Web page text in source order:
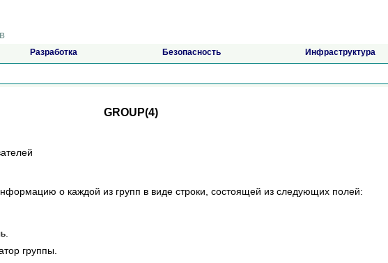
Разработка Безопасность Инфраструктура
GROUP(4)
о каждой из групп в виде строки, состоящей из следующих полей:
группы.